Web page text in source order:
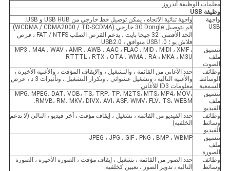
معلمات الوظيفة أندروز
وظيفة USB
واجهة
USB
واجهة ثنائية الاتجاه ، يمكن توصيل خط خارجي من USB HUB و USB.
قم بتوصيل 3G Dongle خارجي (WCDMA / CDMA2000 / TD-SCDMA)
الحد الأقصى: 32 جيجا بايت ، يدعم القرص الصلب FAT / NTFS ، قرص
فلاش يو ؛ USB1.0 متوافق ، USB2.0
تنسيق
ملف
الصوت
MP3 ، M4A ، WAV ، AMR ، AWB ، AAC ، FLAC ، MID ، MIDI ، XMF ،
RTTTL ، RTX ، OTA ، WMA ، RA ، MKA ، M3U
وظائف
الوسائط
السمعية
حدد الأغاني من القائمة ، والتشغيل ، والإيقاف المؤقت ، والأغنية الأخيرة ،
والأغنية التالية ، وتشغيل عشوائي ، وتكرار التشغيل ، وتأثيرات 3 د ، عرض
معلومات ID3 للأغاني
تنسيق
ملف
الفيديو
MPG، MPEG، DAT، VOB، TS، TRP، TP، M2TS، MTS، MP4، MOV،
RMVB، RM، MKV، DIVX، AVI، ASF، WMV، FLV، TS، WEBM.
وظائف
وسائط
الفيديو
حدد الفيديو من القائمة ، تشغيل ، إيقاف مؤقت ، آخر فيديو ، التالي (لا تدعم
الخلفية)
تنسيق
ملف
الصورة
JPEG ، JPG ، GIF ، PNG ، BMP ، WBMP
وظائف
وسائط
حدد الصور من القائمة ، تشغيل ، إيقاف مؤقت ، الصورة الأخيرة ، الصورة
التالية ، تدوير الصور ، تعيين كخلفية.